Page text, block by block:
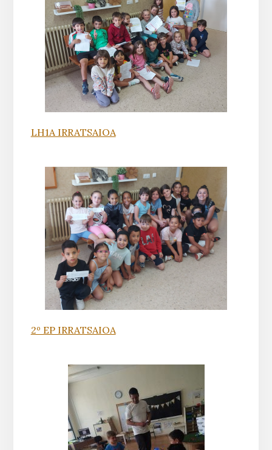
LH1A IRRATSAIOA
2º EP IRRATSAIOA